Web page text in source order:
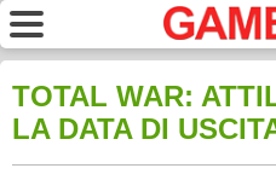
TOTAL WAR:
LA DATA DI